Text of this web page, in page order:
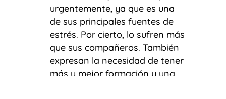
urgentemente, ya que es una
de sus principales fuentes de
estrés. Por cierto, lo sufren más
que sus compañeros. También
expresan la necesidad de tener
más y mejor formación y una